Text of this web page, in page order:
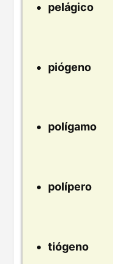
pelágico
piógeno
polígamo
polípero
tiógeno